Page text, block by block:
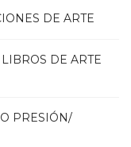
DE ARTE
DE ARTE
PRESIÓN/